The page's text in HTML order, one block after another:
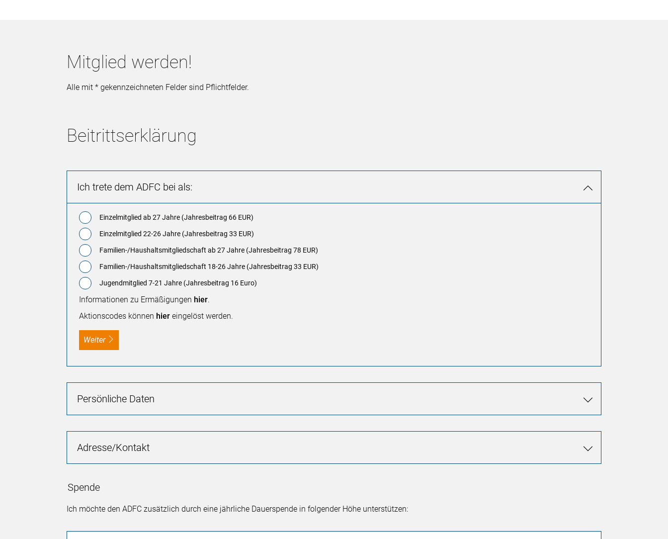
Mitglied werden!
Alle mit * gekennzeichneten Felder sind Pflichtfelder.
Beitrittserklärung
Ich trete dem ADFC bei als:
Einzelmitglied ab 27 Jahre (Jahresbeitrag 66 EUR)
Einzelmitglied 22-26 Jahre (Jahresbeitrag 33 EUR)
Familien-/Haushaltsmitgliedschaft ab 27 Jahre (Jahresbeitrag 78 EUR)
Familien-/Haushaltsmitgliedschaft 18-26 Jahre (Jahresbeitrag 33 EUR)
Jugendmitglied 7-21 Jahre (Jahresbeitrag 16 Euro)
Informationen zu Ermäßigungen hier.
Aktionscodes können hier eingelöst werden.
weiter
Persönliche Daten
Adresse/Kontakt
Spende
Ich möchte den ADFC zusätzlich durch eine jährliche Dauerspende in folgender Höhe unterstützen: